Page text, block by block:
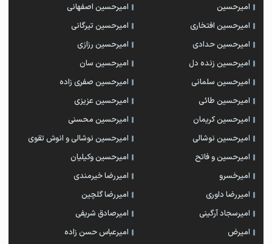
امیرحسین
امیرحسین اصفهانی
امیرحسین افتخاری
امیرحسین تیرگانی
امیرحسین حدادی
امیرحسین رزازی
امیرحسین زنده دل
امیرحسین سان
امیرحسین سلمانی
امیرحسین صفری زاده
امیرحسین طائی
امیرحسین عزیزی
امیرحسین کریمان
امیرحسین محسنی
امیرحسین نوشالی
امیرحسین نوشالی و انوش تقوی
امیرحسین و فاتح
امیرحسین وکیلیان
امیرخسرو
امیررضا خیرمندی
امیررضا داوری
امیررضا گلچین
امیرسجاد آرگینی
امیرصادق شریفی
امیرض
امیرعباس حسن زاده